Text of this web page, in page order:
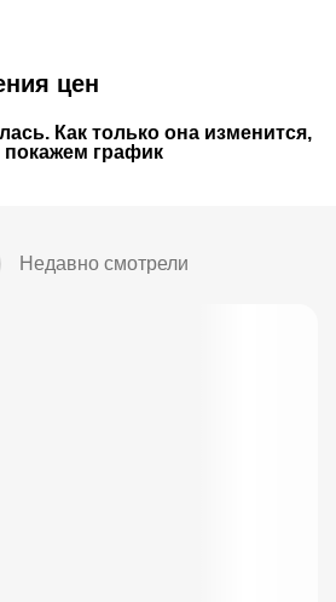
цен
Как только она изменится,
график
Недавно смотрели